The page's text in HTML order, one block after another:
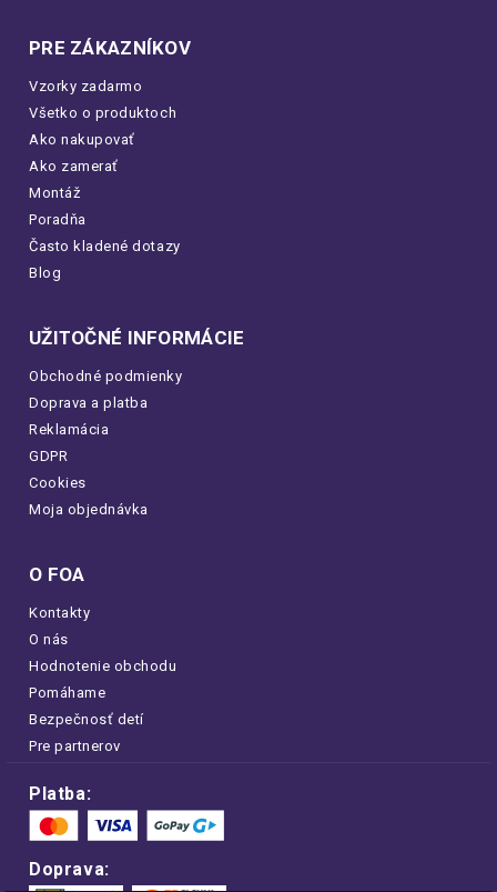
PRE ZÁKAZNÍKOV
Vzorky zadarmo
Všetko o produktoch
Ako nakupovať
Ako zamerať
Montáž
Poradňa
Často kladené dotazy
Blog
UŽITOČNÉ INFORMÁCIE
Obchodné podmienky
Doprava a platba
Reklamácia
GDPR
Cookies
Moja objednávka
O FOA
Kontakty
O nás
Hodnotenie obchodu
Pomáhame
Bezpečnosť detí
Pre partnerov
Platba:
Doprava: